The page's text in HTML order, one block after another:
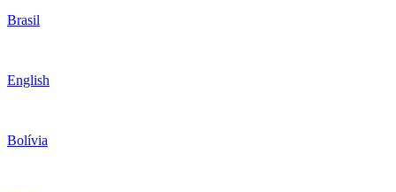
Brasil
English
Bolívia